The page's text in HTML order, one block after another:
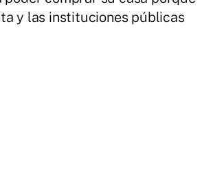
y las instituciones públicas